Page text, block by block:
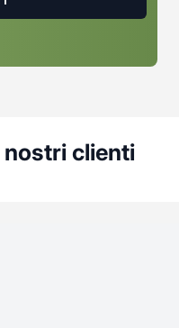
nostri clienti